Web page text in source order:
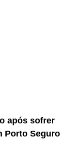
após sofrer
Porto Seguro